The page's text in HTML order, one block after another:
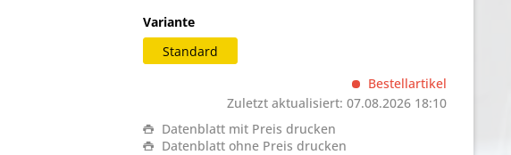
Variante
Standard
Bestellartikel
Zuletzt aktualisiert: 07.08.2026 18:10
Datenblatt mit Preis drucken
Datenblatt ohne Preis drucken